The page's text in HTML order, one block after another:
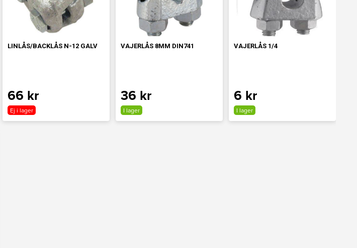
LINLÅS/BACKLÅS N-12 GALV
66 kr
Ej i lager
VAJERLÅS 8MM DIN741
36 kr
I lager
VAJERLÅS 1/4
6 kr
I lager